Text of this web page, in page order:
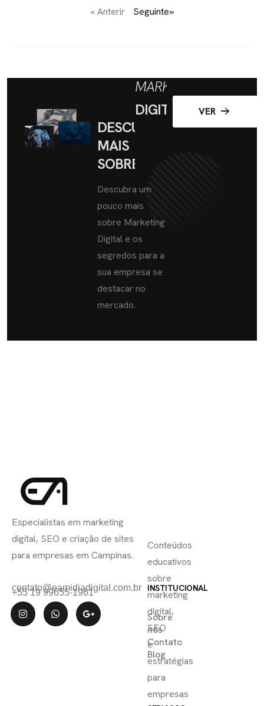
« Anterir Seguinte»
DESCUBRA
MAIS
SOBRE
MARKETING
DIGITAL
Descubra um
pouco mais
sobre Marketing
Digital e os
segredos para a
sua empresa se
destacar no
mercado.
VER
Especialistas em marketing
digital, SEO e criação de sites
para empresas em Campinas.
contato@eamidiadigital.com.br
+55 19 99655-1961 INSTITUCIONAL
Sobre
nós
Contato
Blog
Conteúdos
educativos
sobre
marketing
digital,
SEO
e
estratégias
para
empresas